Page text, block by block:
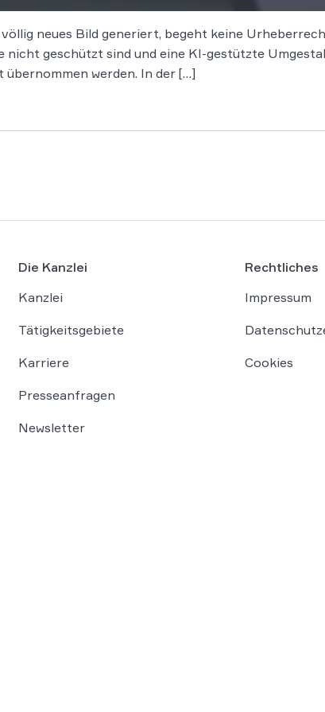
neues Bild generiert, begeht keine
geschützt sind und eine KI-gestützte
werden. In der […]
Die Kanzlei
Kanzlei
Tätigkeitsgebiete
Karriere
Presseanfragen
Newsletter
Rechtliches
Impressum
Cookies